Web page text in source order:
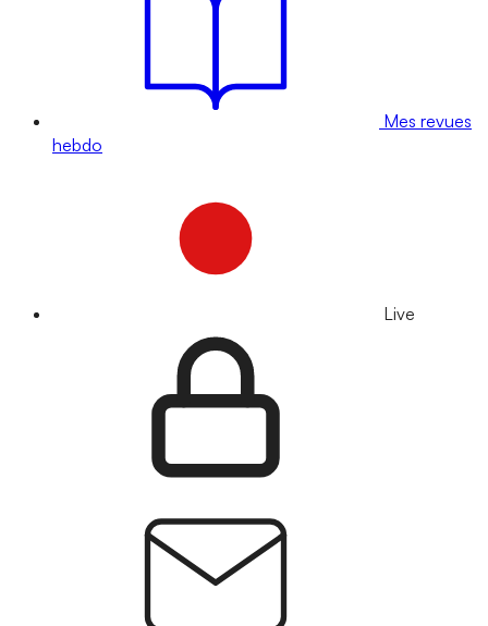
Mes revues
hebdo
Live